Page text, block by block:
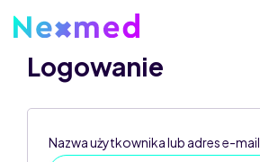
Logowanie
Nazwa użytkownika lub adres e-mail